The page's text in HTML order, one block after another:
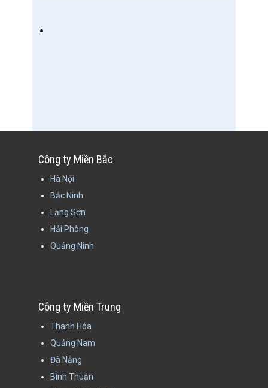
Công ty Miền Bắc
Hà Nội
Bắc Ninh
Lạng Sơn
Hải Phòng
Quảng Ninh
Công ty Miền Trung
Thanh Hóa
Quảng Nam
Đà Nẵng
Bình Thuận